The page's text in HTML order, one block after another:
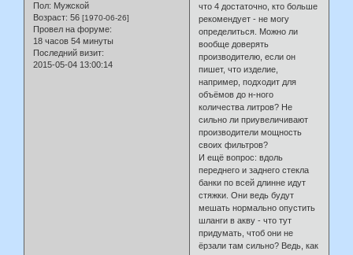
Пол: Мужской
Возраст: 56 [1970-06-26]
Провел на форуме:
18 часов 54 минуты
Последний визит:
2015-05-04 13:00:14
что 4 достаточно, кто больше
рекомендует - не могу
определиться. Можно ли
вообще доверять
производителю, если он
пишет, что изделие,
например, подходит для
объёмов до н-ного
количества литров? Не
сильно ли приувеличивают
производители мощность
своих фильтров?
И ещё вопрос: вдоль
переднего и заднего стекла
банки по всей длинне идут
стяжки. Они ведь будут
мешать нормально опустить
шланги в акву - что тут
придумать, чтоб они не
ёрзали там сильно? Ведь, как